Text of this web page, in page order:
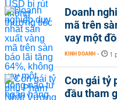
Doanh
mã trên
vay một
KINH DOANH - 1
Con gái tỷ
đầu tham